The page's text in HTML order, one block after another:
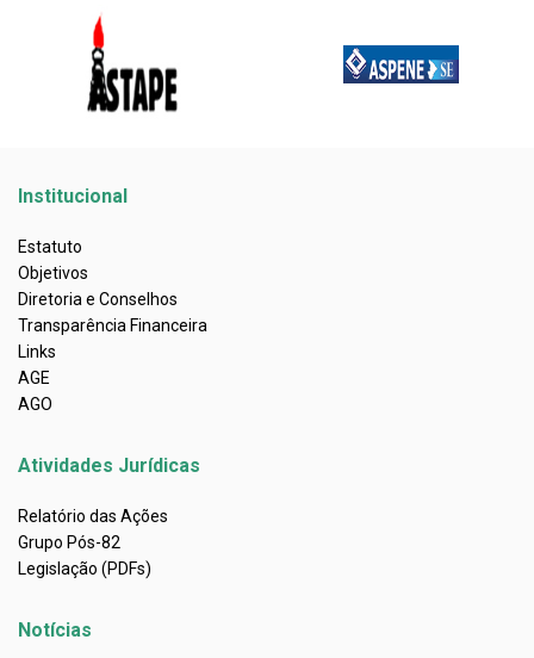
Institucional
Estatuto
Objetivos
Diretoria e Conselhos
Transparência Financeira
Links
AGE
AGO
Atividades Jurídicas
Relatório das Ações
Grupo Pós-82
Legislação (PDFs)
Notícias